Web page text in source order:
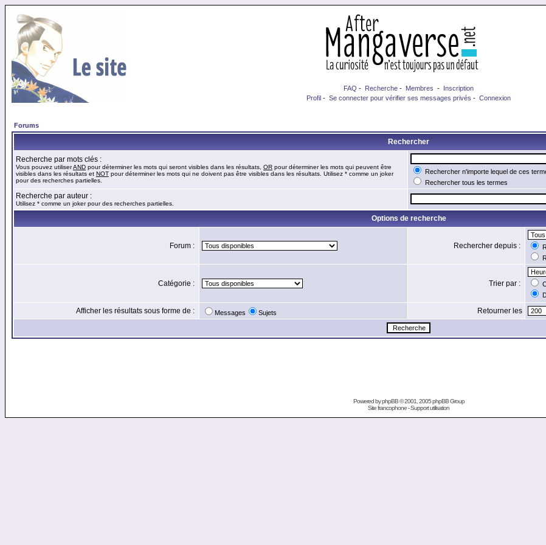
FAQ - Recherche - Membres - Inscription
Profil - Se connecter pour vérifier ses messages privés - Connexion
Forums
Rechercher
Recherche par mots clés :
Vous pouvez utiliserAND pour déterminer les mots qui seront visibles dans les résultats, OR pour déterminer les mots qui peuvent être
visibles dans les résultats et NOT pour déterminer les mots qui ne doivent pas être visibles dans les résultats. Utilisez * comme un joker
pour des recherches partielles.
Rechercher n'importe lequel de ces
Rechercher tous les termes
Recherche par auteur :
Utilisez * comme un joker pour des recherches partielles.
Options de recherche
Forum : Rechercher depuis :
Catégorie : Trier par :
Afficher les résultats sous forme de : Messages Sujets Retourner les
Powered byphpBB© 2001, 2005 phpBB Group
Site francophone-Support utilisation